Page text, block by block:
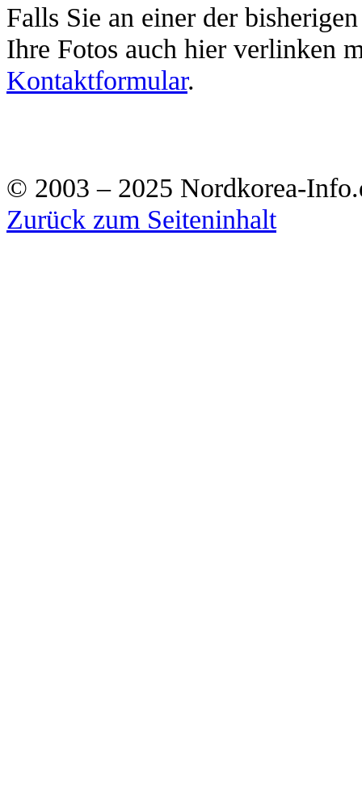
Falls Sie an einer der
Ihre Fotos auch hier verlinken
Kontaktformular.
© 2003 – 2025 Nordkorea-
Zurück zum Seiteninhalt